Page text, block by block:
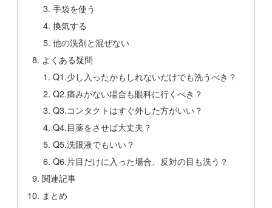
手袋を使う
換気する
他の洗剤と混ぜない
よくある疑問
Q1.少し入ったかもしれないだけでも洗うべき？
Q2.痛みがない場合も眼科に行くべき？
Q3.コンタクトはすぐ外した方がいい？
Q4.目薬をさせば大丈夫？
Q5.洗眼液でもいい？
Q6.片目だけに入った場合、反対の目も洗う？
関連記事
まとめ